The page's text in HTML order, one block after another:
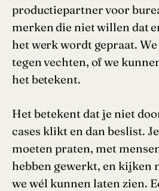
productiepartner voor
merken die niet willen dat
het werk wordt gepraat.
tegen vechten, of we
het betekent.
Het betekent dat je niet
cases klikt en dan beslist.
moeten praten, met
hebben gewerkt, en kijken
we wél kunnen laten zien.